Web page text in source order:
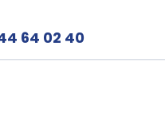
64 02 40